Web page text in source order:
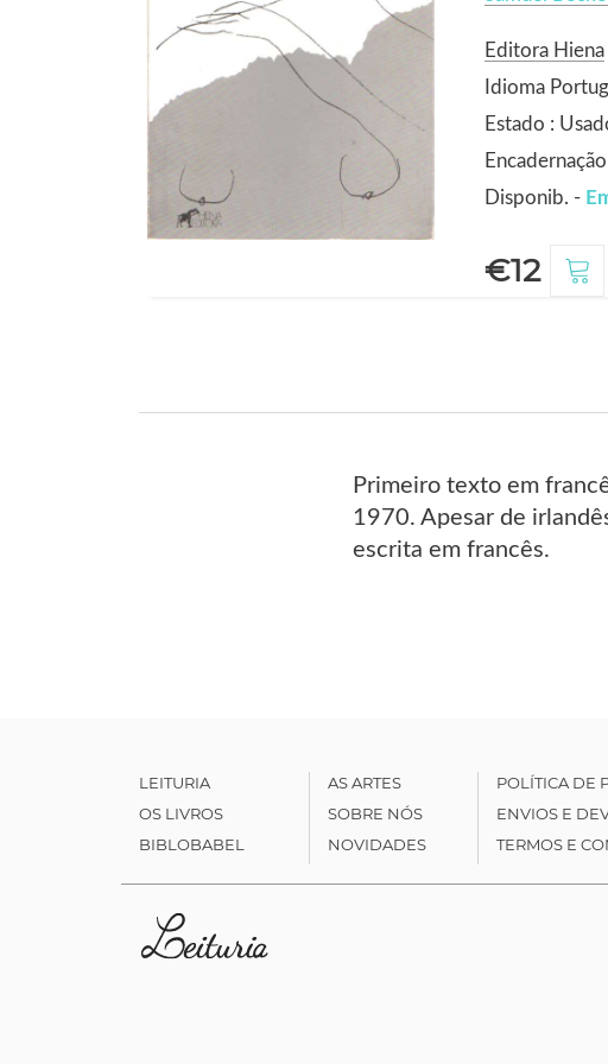
Editora Hiena
Idioma
Estado :
Disponib. -
€12
Primeiro texto em
1970. Apesar de
escrita em francês.
LEITURIA
OS LIVROS
BIBLOBABEL
AS ARTES
SOBRE NÓS
NOVIDADES
POLÍTICA DE
ENVIOS E
TERMOS E